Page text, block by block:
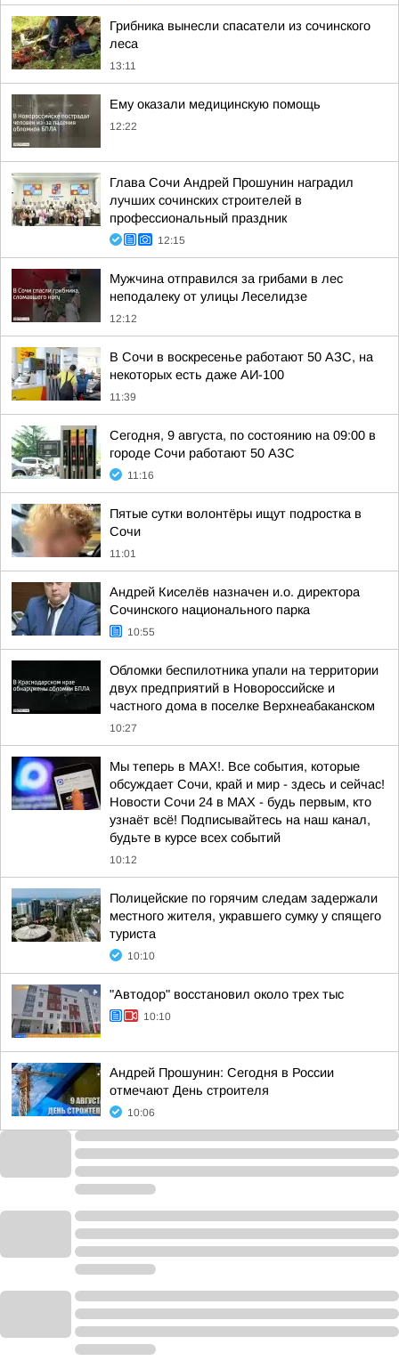
Грибника вынесли спасатели из сочинского
леса
13:11
Ему оказали медицинскую помощь
12:22
Глава Сочи Андрей Прошунин наградил
лучших сочинских строителей в
профессиональный праздник
12:15
Мужчина отправился за грибами в лес
неподалеку от улицы Леселидзе
12:12
В Сочи в воскресенье работают 50 АЗС, на
некоторых есть даже АИ-100
11:39
Сегодня, 9 августа, по состоянию на 09:00 в
городе Сочи работают 50 АЗС
11:16
Пятые сутки волонтёры ищут подростка в
Сочи
11:01
Андрей Киселёв назначен и.о. директора
Сочинского национального парка
10:55
Обломки беспилотника упали на территории
двух предприятий в Новороссийске и
частного дома в поселке Верхнеабаканском
10:27
Мы теперь в MAX!. Все события, которые
обсуждает Сочи, край и мир - здесь и сейчас!
Новости Сочи 24 в MAX - будь первым, кто
узнаёт всё! Подписывайтесь на наш канал,
будьте в курсе всех событий
10:12
Полицейские по горячим следам задержали
местного жителя, укравшего сумку у спящего
туриста
10:10
"Автодор" восстановил около трех тыс
10:10
Андрей Прошунин: Сегодня в России
отмечают День строителя
10:06